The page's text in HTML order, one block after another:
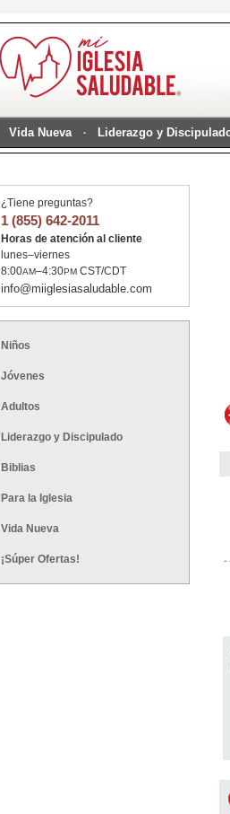
Vida Nueva Liderazgo y
¿Tiene preguntas?
1 (855) 642-2011
Horas de atención al cliente
lunes–viernes
8:00AM–4:30PM CST/CDT
info@miiglesiasaludable.com
Niños
Jóvenes
Adultos
Liderazgo y Discipulado
Biblias
Para la Iglesia
Vida Nueva
¡Súper Ofertas!